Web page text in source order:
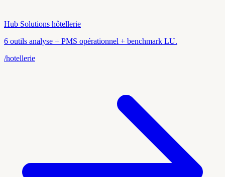
Hub Solutions hôtellerie
6 outils analyse + PMS opérationnel + benchmark LU.
/hotellerie